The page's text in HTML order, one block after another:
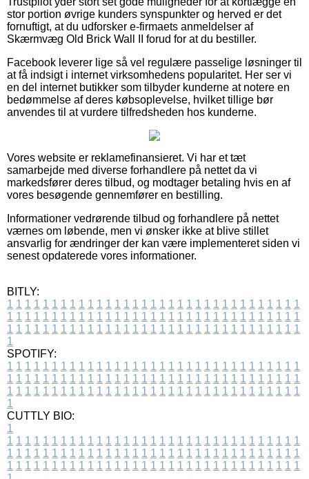
stor portion øvrige kunders synspunkter og herved er det
fornuftigt, at du udforsker e-firmaets anmeldelser af
Skærmvæg Old Brick Wall II forud for at du bestiller.
Facebook leverer lige så vel regulære passelige løsninger til
at få indsigt i internet virksomhedens popularitet. Her ser vi
en del internet butikker som tilbyder kunderne at notere en
bedømmelse af deres købsoplevelse, hvilket tillige bør
anvendes til at vurdere tilfredsheden hos kunderne.
Vores website er reklamefinansieret. Vi har et tæt
samarbejde med diverse forhandlere på nettet da vi
markedsfører deres tilbud, og modtager betaling hvis en af
vores besøgende gennemfører en bestilling.
Informationer vedrørende tilbud og forhandlere på nettet
værnes om løbende, men vi ønsker ikke at blive stillet
ansvarlig for ændringer der kan være implementeret siden vi
senest opdaterede vores informationer.
BITLY:
1 1 1 1 1 1 1 1 1 1 1 1 1 1 1 1 1 1 1 1 1 1 1 1 1 1 1 1 1 1 1 1 1
1 1 1 1 1 1 1 1 1 1 1 1 1 1 1 1 1 1 1 1 1 1 1 1 1 1 1 1 1 1 1 1 1
1 1 1 1 1 1 1 1 1 1 1 1 1 1 1 1 1 1 1 1 1 1 1 1 1 1 1 1 1 1 1 1 1
1
SPOTIFY:
1 1 1 1 1 1 1 1 1 1 1 1 1 1 1 1 1 1 1 1 1 1 1 1 1 1 1 1 1 1 1 1 1
1 1 1 1 1 1 1 1 1 1 1 1 1 1 1 1 1 1 1 1 1 1 1 1 1 1 1 1 1 1 1 1 1
1 1 1 1 1 1 1 1 1 1 1 1 1 1 1 1 1 1 1 1 1 1 1 1 1 1 1 1 1 1 1 1 1
1
CUTTLY BIO:
1
1 1 1 1 1 1 1 1 1 1 1 1 1 1 1 1 1 1 1 1 1 1 1 1 1 1 1 1 1 1 1 1 1
1 1 1 1 1 1 1 1 1 1 1 1 1 1 1 1 1 1 1 1 1 1 1 1 1 1 1 1 1 1 1 1 1
1 1 1 1 1 1 1 1 1 1 1 1 1 1 1 1 1 1 1 1 1 1 1 1 1 1 1 1 1 1 1 1 1